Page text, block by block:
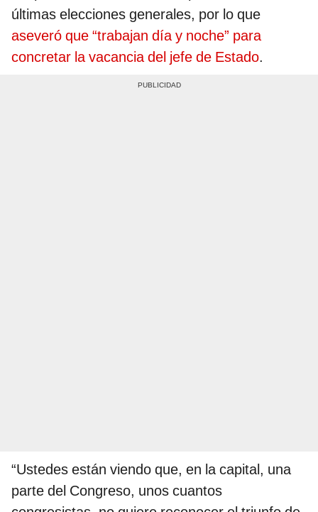
últimas elecciones generales, por lo que
aseveró que “trabajan día y noche” para
concretar la vacancia del jefe de Estado.
“Ustedes están viendo que, en la capital, una
parte del Congreso, unos cuantos